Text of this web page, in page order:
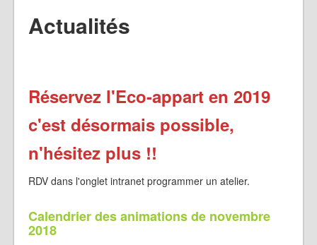
Actualités
Réservez l'Eco-appart en 2019
c'est désormais possible,
n'hésitez plus !!
RDV dans l'onglet intranet programmer un atelier.
Calendrier des animations de novembre
2018